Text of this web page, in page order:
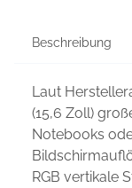
Beschreibung
Laut
(15,6 Zoll)
Notebooks
RGB vertikale